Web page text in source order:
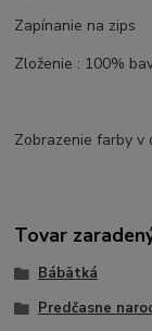
Zapínanie na zips
Zloženie : 100%
Zobrazenie farby v
Tovar
Bábätká
Predčasne